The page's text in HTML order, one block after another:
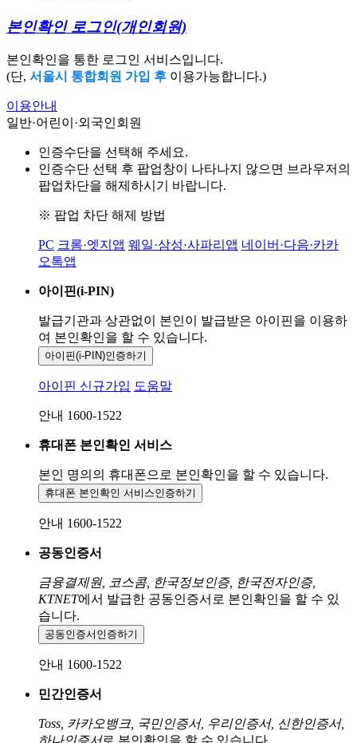
본인확인 로그인(개인회원)
본인확인을 통한 로그인 서비스입니다.
(단, 서울시 통합회원 가입 후 이용가능합니다.)
이용안내
일반·어린이·외국인회원
인증수단을 선택해 주세요.
인증수단 선택 후 팝업창이 나타나지 않으면 브라우저의
팝업차단을 해제하시기 바랍니다.
※ 팝업 차단 해제 방법
PC 크롬·엣지앱 웨일·삼성·사파리앱 네이버·다음·카카
오톡앱
아이핀(i-PIN)
발급기관과 상관없이 본인이 발급받은 아이핀을 이용하
여 본인확인을 할 수 있습니다.
아이핀(i-PIN)인증하기
아이핀 신규가입 도움말
안내 1600-1522
휴대폰 본인확인 서비스
본인 명의의 휴대폰으로 본인확인을 할 수 있습니다.
휴대폰 본인확인 서비스인증하기
안내 1600-1522
공동인증서
금융결제원, 코스콤, 한국정보인증, 한국전자인증,
KTNET에서 발급한 공동인증서로 본인확인을 할 수 있
습니다.
공동인증서 인증하기
안내 1600-1522
민간인증서
Toss, 카카오뱅크, 국민인증서, 우리인증서, 신한인증서,